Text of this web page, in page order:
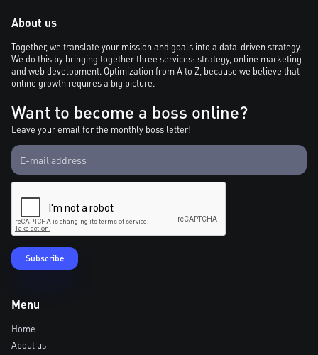
About us
Together, we translate your mission and goals into a data-driven strategy.
We do this by bringing together three services: strategy, online marketing
and web development. Optimization from A to Z, because we believe that
online growth requires a big picture.
Want to become a boss online?
Leave your email for the monthly boss letter!
Menu
Home
About us